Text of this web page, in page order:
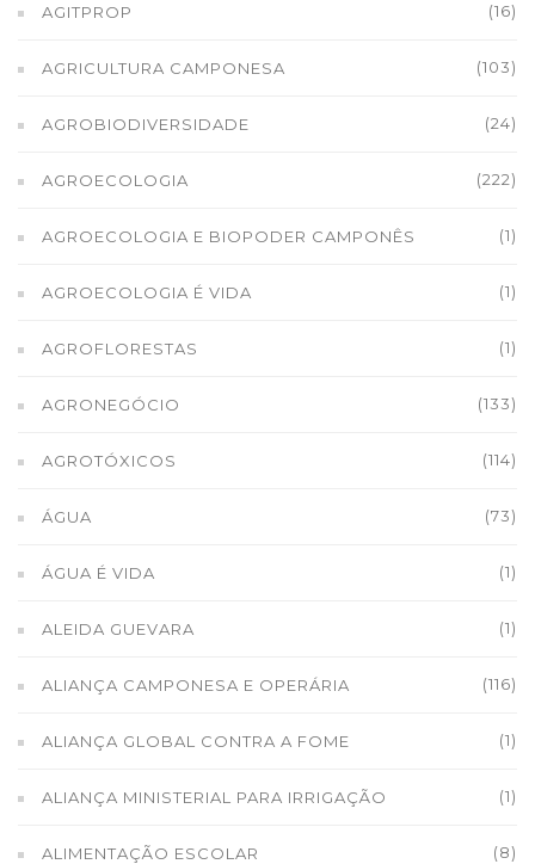
AGITPROP (16)
AGRICULTURA CAMPONESA (103)
AGROBIODIVERSIDADE (24)
AGROECOLOGIA (222)
AGROECOLOGIA E BIOPODER CAMPONÊS (1)
AGROECOLOGIA É VIDA (1)
AGROFLORESTAS (1)
AGRONEGÓCIO (133)
AGROTÓXICOS (114)
ÁGUA (73)
ÁGUA É VIDA (1)
ALEIDA GUEVARA (1)
ALIANÇA CAMPONESA E OPERÁRIA (116)
ALIANÇA GLOBAL CONTRA A FOME (1)
ALIANÇA MINISTERIAL PARA IRRIGAÇÃO (1)
ALIMENTAÇÃO ESCOLAR (8)